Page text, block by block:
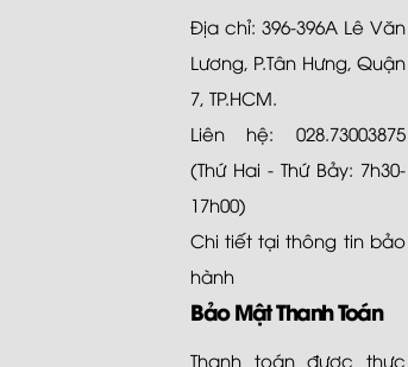
Địa chỉ: 396-396A Lê Văn
Lương, P.Tân Hưng, Quận
7, TP.HCM.
Liên hệ: 028.73003875
(Thứ Hai - Thứ Bảy: 7h30-
17h00)
Chi tiết tạithông tin bảo
hành
Bảo Mật Thanh Toán
Thanh toán được thực